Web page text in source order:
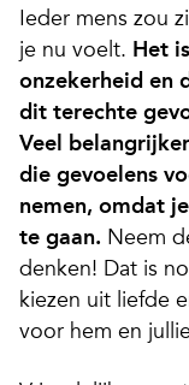
Ieder mens zou
je nu voelt. Het
onzekerheid en
dit terechte
Veel
die gevoelens
nemen, omdat
te gaan. Neem
denken! Dat is
kiezen uit liefde
voor hem en